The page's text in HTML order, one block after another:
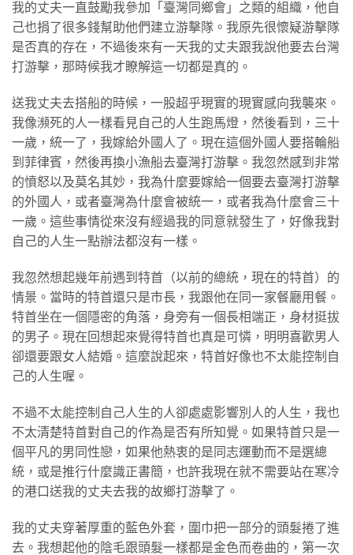
我的丈夫一直鼓勵我參加「臺灣同鄉會」之類的組織，他自
己也捐了很多錢幫助他們建立游擊隊。我原先很懷疑游擊隊
是否真的存在，不過後來有一天我的丈夫跟我說他要去台灣
打游擊，那時候我才瞭解這一切都是真的。
送我丈夫去搭船的時候，一股超乎現實的現實感向我襲來。
我像瀕死的人一樣看見自己的人生跑馬燈，然後看到，三十
一歲，統一了，我嫁給外國人了。現在這個外國人要搭輪船
到菲律賓，然後再換小漁船去臺灣打游擊。我忽然感到非常
的憤怒以及莫名其妙，我為什麼要嫁給一個要去臺灣打游擊
的外國人，或者臺灣為什麼會被統一，或者我為什麼會三十
一歲。這些事情從來沒有經過我的同意就發生了，好像我對
自己的人生一點辦法都沒有一樣。
我忽然想起幾年前遇到特首（以前的總統，現在的特首）的
情景。當時的特首還只是市長，我跟他在同一家餐廳用餐。
特首坐在一個隱密的角落，身旁有一個長相端正，身材挺拔
的男子。現在回想起來覺得特首也真是可憐，明明喜歡男人
卻還要跟女人結婚。這麼說起來，特首好像也不太能控制自
己的人生喔。
不過不太能控制自己人生的人卻處處影響別人的人生，我也
不太清楚特首對自己的作為是否有所知覺。如果特首只是一
個平凡的男同性戀，如果他熱衷的是同志運動而不是選總
統，或是推行什麼識正書簡，也許我現在就不需要站在寒冷
的港口送我的丈夫去我的故鄉打游擊了。
我的丈夫穿著厚重的藍色外套，圍巾把一部分的頭髮捲了進
去。我想起他的陰毛跟頭髮一樣都是金色而卷曲的，第一次